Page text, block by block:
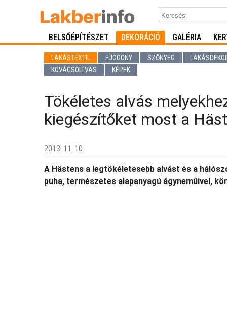
BELSŐÉPÍTÉSZET DEKORÁCIÓ GALÉRIA
LAKÁSTEXTIL FÜGGÖNY SZŐNYEG
KOVÁCSOLTVAS
KÉPEK
Tökéletes alvás
kiegészítőket most a
2013. 11. 10.
A Hästens a legtökéletesebb alvást és a
puha, természetes alapanyagú ágyneműivel,